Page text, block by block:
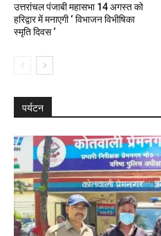
उत्तरांचल पंजाबी महासभा 14 अगस्त को
हरिद्वार में मनाएगी ‘ विभाजन विभीषिका
स्मृति दिवस ‘
पर्यटन